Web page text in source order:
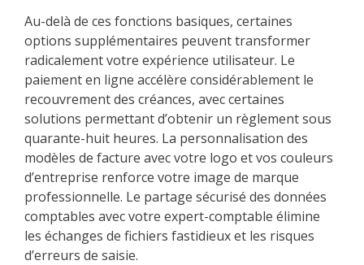
Au-delà de ces fonctions basiques, certaines
options supplémentaires peuvent transformer
radicalement votre expérience utilisateur. Le
paiement en ligne accélère considérablement le
recouvrement des créances, avec certaines
solutions permettant d’obtenir un règlement sous
quarante-huit heures. La personnalisation des
modèles de facture avec votre logo et vos couleurs
d’entreprise renforce votre image de marque
professionnelle. Le partage sécurisé des données
comptables avec votre expert-comptable élimine
les échanges de fichiers fastidieux et les risques
d’erreurs de saisie.